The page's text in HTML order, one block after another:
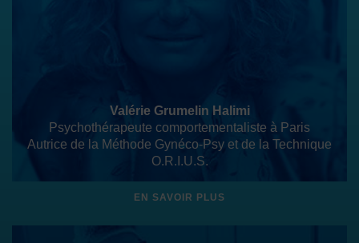
Valérie Grumelin Halimi
Psychothérapeute comportementaliste à Paris
Autrice de la Méthode Gynéco-Psy et de la Technique
O.R.I.U.S.
EN SAVOIR PLUS